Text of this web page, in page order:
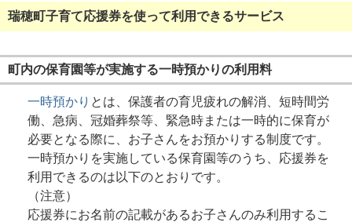
瑞穂町子育て応援券を使って利用できるサービス
町内の保育園等が実施する一時預かりの利用料
一時預かり とは、保護者の育児疲れの解消、短時間労
働、急病、冠婚葬祭等、緊急時または一時的に保育が
必要となる際に、お子さんをお預かりする制度です。
一時預かりを実施している保育園等のうち、応援券を
利用できるのは以下のとおりです。
（注意）
応援券にお名前の記載があるお子さんのみ利用するこ